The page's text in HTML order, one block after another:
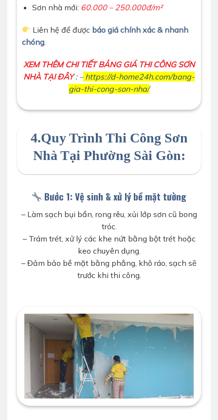
Sơn nhà mới: 60.000 – 250.000đ/m²
Liên hệ để được báo giá chính xác & nhanh
chóng
XEM THÊM CHI TIẾT BẢNG GIÁ THI CÔNG SƠN
NHÀ TẠI ĐÂY: – https://d-home24h.com/bang-
gia-thi-cong-son-nha/
4.Quy Trình Thi Công Sơn
Nhà Tại Phường Sài Gòn:
Bước 1: Vệ sinh & xử lý bề mặt tường
– Làm sạch bụi bẩn, rong rêu, xủi lớp sơn cũ bong
tróc.
– Trám trét, xử lý các khe nứt bằng bột trét hoặc
keo chuyên dụng.
– Đảm bảo bề mặt bằng phẳng, khô ráo, sạch sẽ
trước khi thi công.
vệ sinh tường cũ trước khi thi công sơn nhà hình